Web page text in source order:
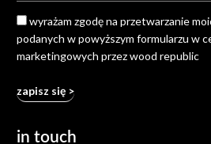
wyrażam zgodę na przetwarzanie
podanych w powyższym formularzu w
marketingowych przez wood republic
in touch